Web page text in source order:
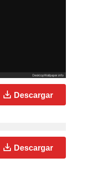
Descargar
Descargar